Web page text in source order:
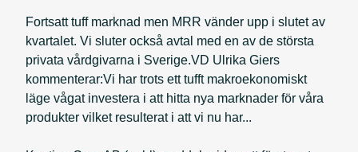
Fortsatt tuff marknad men MRR vänder upp i slutet av
kvartalet. Vi sluter också avtal med en av de största
privata vårdgivarna i Sverige.VD Ulrika Giers
kommenterar:Vi har trots ett tufft makroekonomiskt
läge vågat investera i att hitta nya marknader för våra
produkter vilket resulterat i att vi nu har...